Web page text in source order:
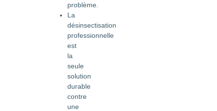
problème.
La
désinsectisation
professionnelle
est
la
seule
solution
durable
contre
une